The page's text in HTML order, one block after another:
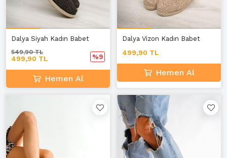
Dalya Siyah Kadın Babet
499,90 TL
549,90 TL
%9
Hemen Al
Dalya Vizon Kadın Babet
499,90 TL
Hemen Al